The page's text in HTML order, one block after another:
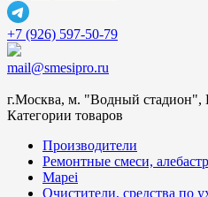
+7 (926) 597-50-79
mail@smesipro.ru
г.Москва, м. "Водный стадион",
Категории товаров
Производители
Ремонтные смеси, алебастр
Mapei
Очистители, средства по